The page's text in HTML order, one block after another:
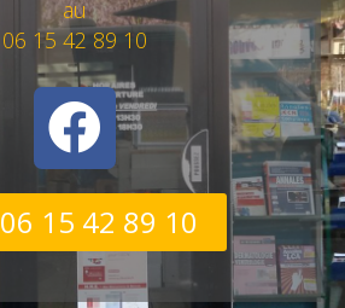
au
06 15 42 89 10
06 15 42 89 10